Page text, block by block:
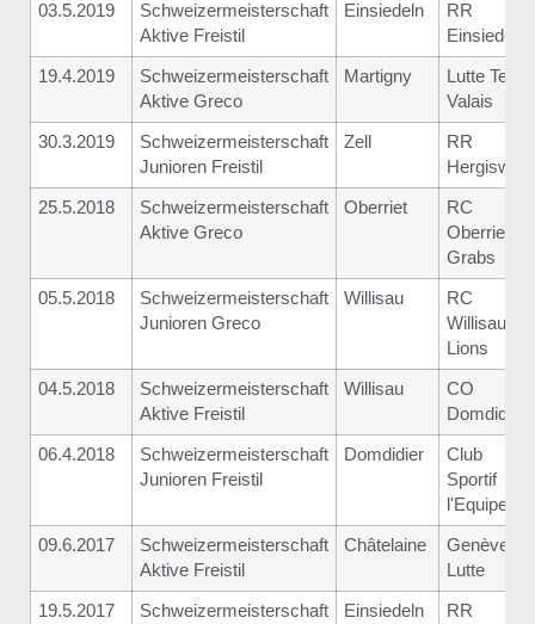
03.5.2019
Schweizermeisterschaft
Aktive Freistil
Einsiedeln
RR
Einsiedeln
19.4.2019
Schweizermeisterschaft
Aktive Greco
Martigny
Lutte Team
Valais
30.3.2019
Schweizermeisterschaft
Junioren Freistil
Zell
RR
Hergiswil
25.5.2018
Schweizermeisterschaft
Aktive Greco
Oberriet
RC
Oberriet-
Grabs
05.5.2018
Schweizermeisterschaft
Junioren Greco
Willisau
RC
Willisau
Lions
04.5.2018
Schweizermeisterschaft
Aktive Freistil
Willisau
CO
Domdidier
06.4.2018
Schweizermeisterschaft
Junioren Freistil
Domdidier
Club
Sportif
l'Equipe
09.6.2017
Schweizermeisterschaft
Aktive Freistil
Châtelaine
Genève-
Lutte
19.5.2017
Schweizermeisterschaft
Einsiedeln
RR